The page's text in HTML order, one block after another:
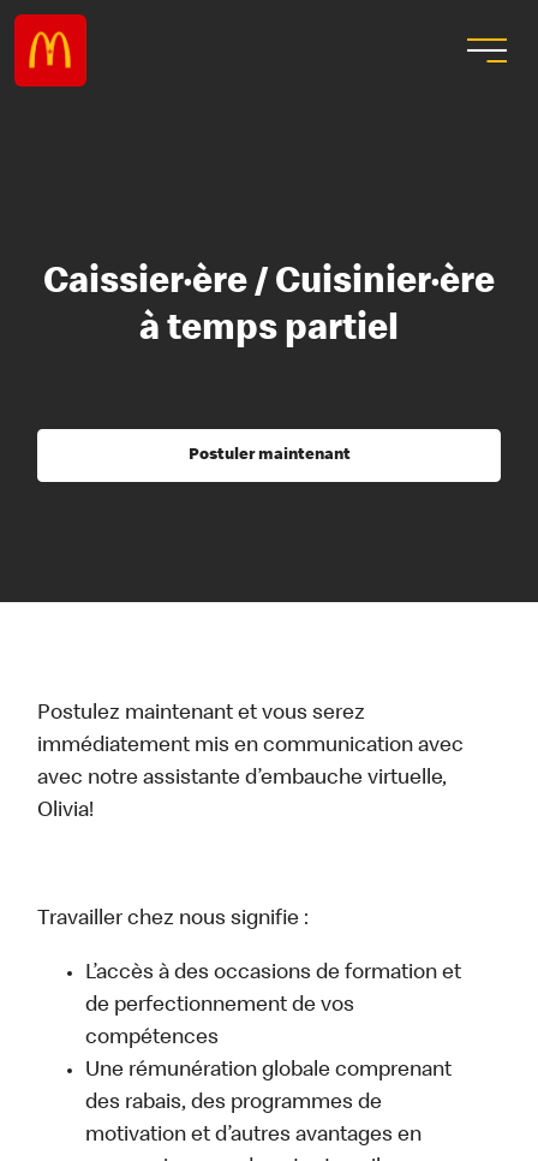
Caissier·ère / Cuisinier·ère
à temps partiel
Postuler maintenant
Postulez maintenant et vous serez
immédiatement mis en communication avec
avec notre assistante d’embauche virtuelle,
Olivia!
Travailler chez nous signifie :
L’accès à des occasions de formation et
de perfectionnement de vos
compétences
Une rémunération globale comprenant
des rabais, des programmes de
motivation et d’autres avantages en